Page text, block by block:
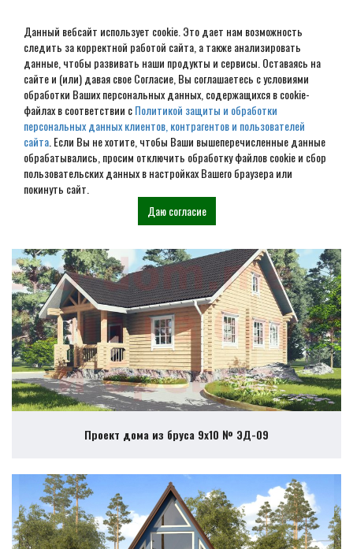
Данный вебсайт использует cookie. Это дает нам возможность
следить за корректной работой сайта, а также анализировать
данные, чтобы развивать наши продукты и сервисы. Оставаясь на
сайте и (или) давая свое Согласие, Вы соглашаетесь с условиями
обработки Ваших персональных данных, содержащихся в cookie-
файлах в соответствии сПолитикой защиты и обработки
персональных данных клиентов, контрагентов и пользователей
сайта . Если Вы не хотите, чтобы Ваши вышеперечисленные данные
обрабатывались, просим отключить обработку файлов cookie и сбор
пользовательских данных в настройках Вашего браузера или
покинуть сайт.
Даю согласие
Дом из бревна под ключ в
Иваново
Наши проекты
Проект дома из бруса 9х10 № ЭД-09